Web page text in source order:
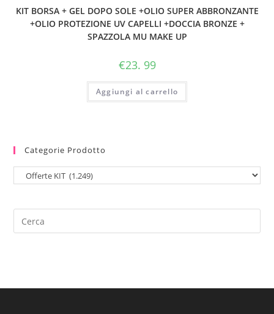
KIT BORSA + GEL DOPO SOLE +OLIO SUPER ABBRONZANTE
+OLIO PROTEZIONE UV CAPELLI +DOCCIA BRONZE +
SPAZZOLA MU MAKE UP
€23. 99
Aggiungi al carrello
Categorie Prodotto